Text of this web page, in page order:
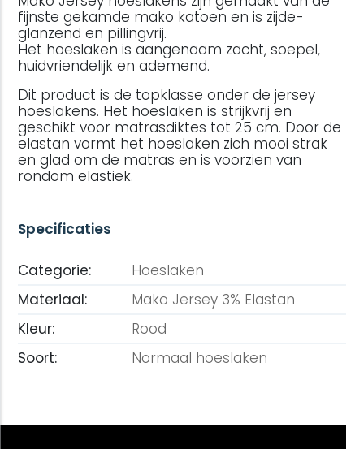
fijnste gekamde mako katoen en is zijde-
glanzend en pillingvrij.
Het hoeslaken is aangenaam zacht, soepel,
huidvriendelijk en ademend.
Dit product is de topklasse onder de jersey
hoeslakens. Het hoeslaken is strijkvrij en
geschikt voor matrasdiktes tot 25 cm. Door de
elastan vormt het hoeslaken zich mooi strak
en glad om de matras en is voorzien van
rondom elastiek.
Specificaties
Categorie:
Hoeslaken
Materiaal:
Mako Jersey 3% Elastan
Kleur:
Rood
Soort:
Normaal hoeslaken